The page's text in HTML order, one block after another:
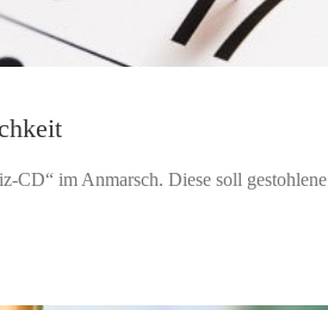
CD“ im Anmarsch. Diese soll